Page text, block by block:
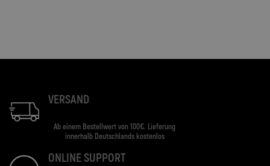
VERSAND
Ab einem Bestellwert von 100€. Lieferung
innerhalb Deutschlands kostenlos
ONLINE SUPPORT